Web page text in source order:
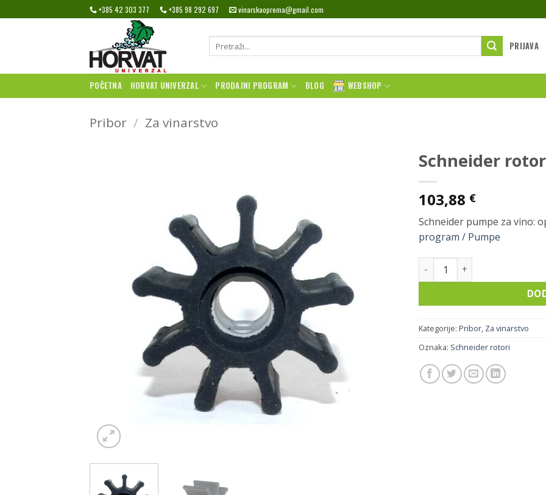
to
+385 42 303 377 +385 98 292 697 vinarskaoprema@gmail.com
Pretraži: PRIJAVA
POČETNA HORVAT UNIVERZAL PRODAJNI PROGRAM BLOG WEBSHOP
Pribor / Za vinarstvo
Schneider
103,88 €
Schneider pumpe za vino:
program / Pumpe
Schneider rotor 10000-B
Kategorije: Pribor, Za vinarstvo
Oznaka: Schneider rotori